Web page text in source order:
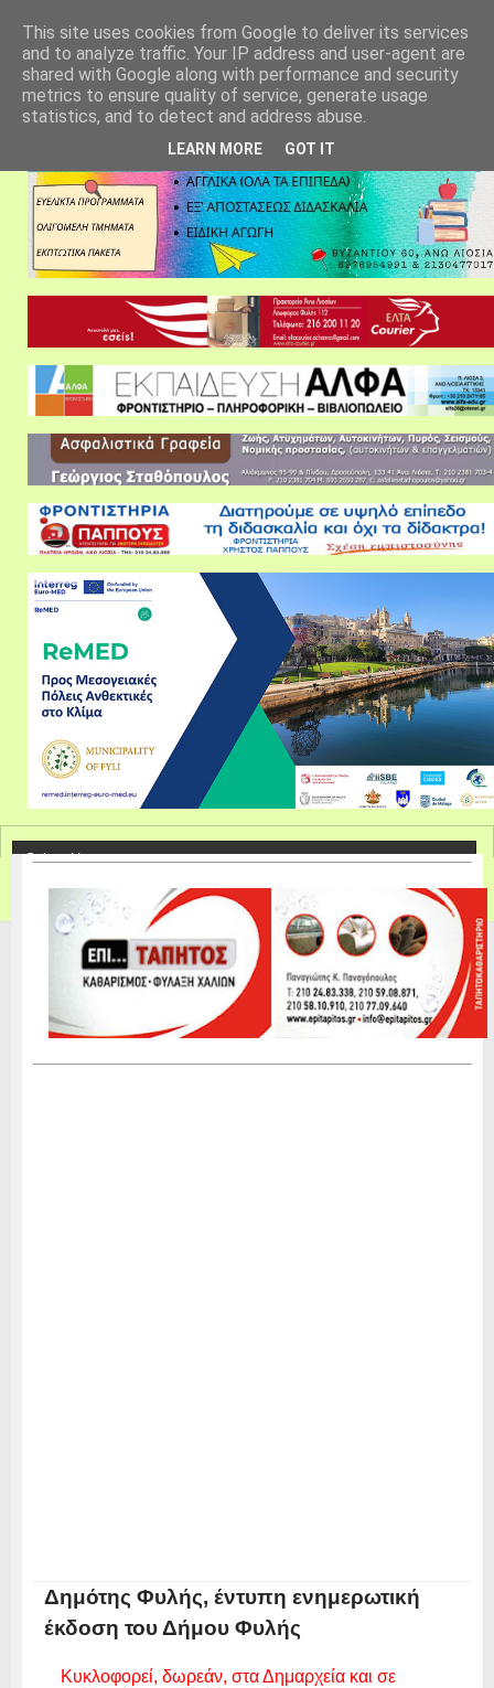
Δημότης Φυλής, έντυπη ενημερωτική
έκδοση του Δήμου Φυλής
Κυκλοφορεί, δωρεάν, στα Δημαρχεία και σε
This site uses cookies from Google to deliver its services
and to analyze traffic. Your IP address and user-agent are
shared with Google along with performance and security
metrics to ensure quality of service, generate usage
statistics, and to detect and address abuse.
LEARN MORE GOT IT